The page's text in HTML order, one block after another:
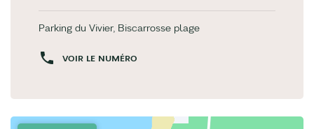
Parking du Vivier, Biscarrosse plage
VOIR LE NUMÉRO